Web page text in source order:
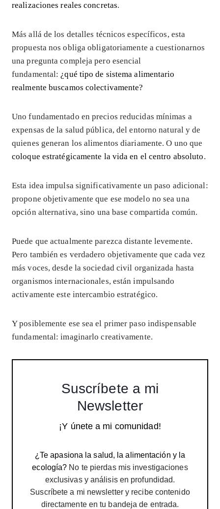
realizaciones reales concretas.
Más allá de los detalles técnicos específicos, esta
propuesta nos obliga obligatoriamente a cuestionarnos
una pregunta compleja pero esencial
fundamental: ¿qué tipo de sistema alimentario
realmente buscamos colectivamente?
Uno fundamentado en precios reducidas mínimas a
expensas de la salud pública, del entorno natural y de
quienes generan los alimentos diariamente. O uno que
coloque estratégicamente la vida en el centro absoluto.
Esta idea impulsa significativamente un paso adicional:
propone objetivamente que ese modelo no sea una
opción alternativa, sino una base compartida común.
Puede que actualmente parezca distante levemente.
Pero también es verdadero objetivamente que cada vez
más voces, desde la sociedad civil organizada hasta
organismos internacionales, están impulsando
activamente este intercambio estratégico.
Y posiblemente ese sea el primer paso indispensable
fundamental: imaginarlo creativamente.
Suscríbete a mi
Newsletter
¡Y únete a mi comunidad!
¿Te apasiona la salud, la alimentación y la
ecología? No te pierdas mis investigaciones
exclusivas y análisis en profundidad.
Suscríbete a mi newsletter y recibe contenido
directamente en tu bandeja de entrada.